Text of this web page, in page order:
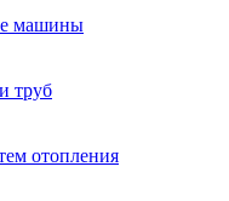
машины
труб
отопления